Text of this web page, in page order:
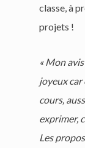
classe, à
projets !
« Mon
joyeux car
cours,
exprimer,
Les